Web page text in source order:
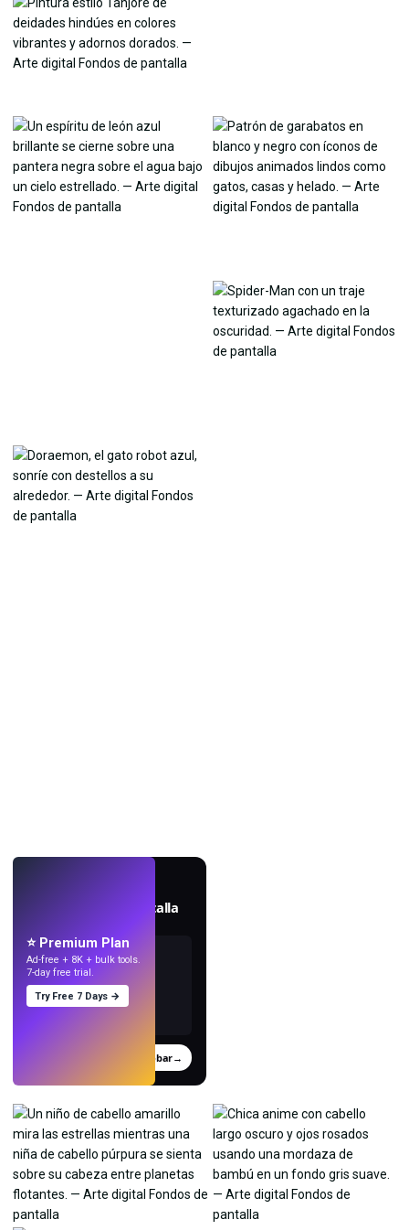
Crea fondos de pantalla
Probar→
⭐ Premium Plan
Ad-free + 8K + bulk tools.
7-day free trial.
Try Free 7 Days →